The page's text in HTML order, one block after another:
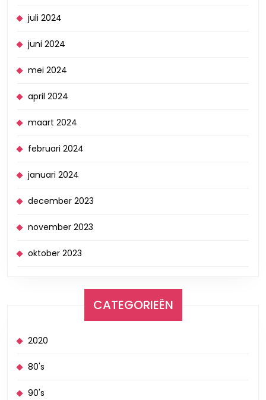
juli 2024
juni 2024
mei 2024
april 2024
maart 2024
februari 2024
januari 2024
december 2023
november 2023
oktober 2023
CATEGORIEËN
2020
80's
90's